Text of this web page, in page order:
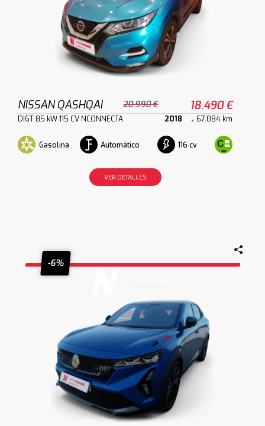
NISSAN QASHQAI 20.990 € 18.490 €
DIGT 85 kW 115 CV NCONNECTA 2018 67.084 km
Gasolina Automático 116 cv
VER DETALLES
-6%